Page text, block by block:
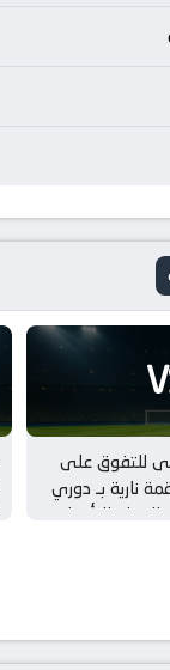
للتفوق على
نارية بـ دوري
التأهيلية